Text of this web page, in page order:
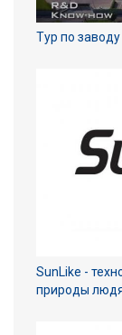
Тур по
SunLike -
природы